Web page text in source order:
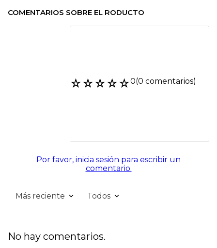
COMENTARIOS SOBRE EL RODUCTO
☆☆☆☆☆0(0 comentarios)
Por favor, inicia sesión para escribir un
comentario.
Más reciente Todos
No hay comentarios.